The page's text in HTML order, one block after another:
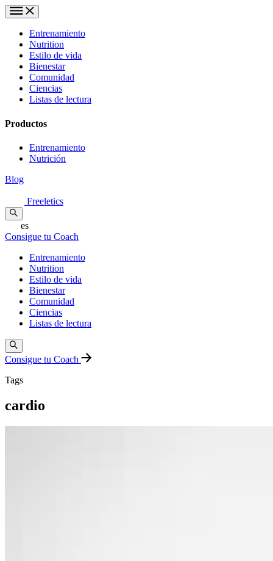
Entrenamiento
Nutrition
Estilo de vida
Bienestar
Comunidad
Ciencias
Listas de lectura
Productos
Entrenamiento
Nutrición
Blog
Freeletics
es
Consigue tu Coach
Entrenamiento
Nutrition
Estilo de vida
Bienestar
Comunidad
Ciencias
Listas de lectura
Consigue tu Coach
Tags
cardio